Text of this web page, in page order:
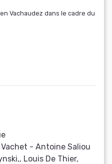
Vachaudez dans le cadre du
Vachet - Antoine Saliou
Louis De Thier,